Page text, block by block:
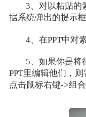
3、对以粘贴的
据系统弹出的提示
4、在PPT中对
5、如果你是将
PPT里编辑他们，
点击鼠标右键->组